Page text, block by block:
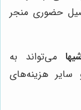
حضوری منجر
می‌تواند به
هزینه‌های